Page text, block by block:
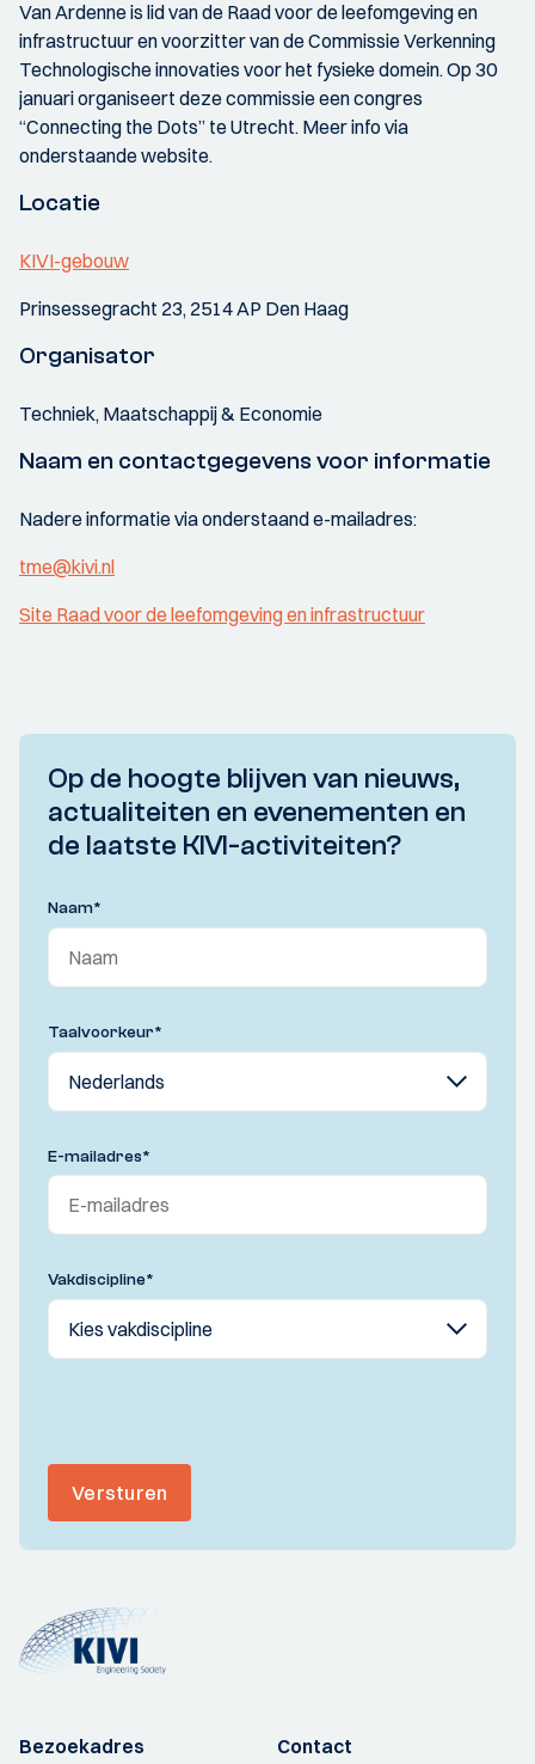
Van Ardenne is lid van de Raad voor de leefomgeving en
infrastructuur en voorzitter van de Commissie Verkenning
Technologische innovaties voor het fysieke domein. Op 30
januari organiseert deze commissie een congres
“Connecting the Dots” te Utrecht. Meer info via
onderstaande website.
Locatie
KIVI-gebouw
Prinsessegracht 23, 2514 AP Den Haag
Organisator
Techniek, Maatschappij & Economie
Naam en contactgegevens voor informatie
Nadere informatie via onderstaand e-mailadres:
tme@kivi.nl
Site Raad voor de leefomgeving en infrastructuur
Op de hoogte blijven van nieuws,
actualiteiten en evenementen en
de laatste KIVI-activiteiten?
Naam*
Taalvoorkeur*
E-mailadres*
Vakdiscipline*
Versturen
Bezoekadres
Contact